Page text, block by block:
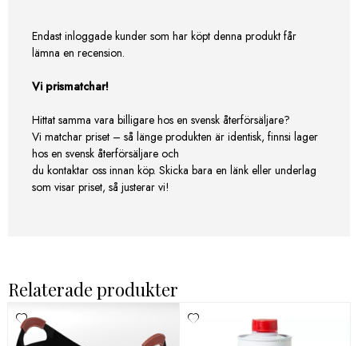
Endast inloggade kunder som har köpt denna produkt får
lämna en recension.
Vi prismatchar!
Hittat samma vara billigare hos en svensk återförsäljare?
Vi matchar priset – så länge produkten är identisk, finnsi lager
hos en svensk återförsäljare och
du kontaktar oss innan köp. Skicka bara en länk eller underlag
som visar priset, så justerar vi!
Relaterade produkter